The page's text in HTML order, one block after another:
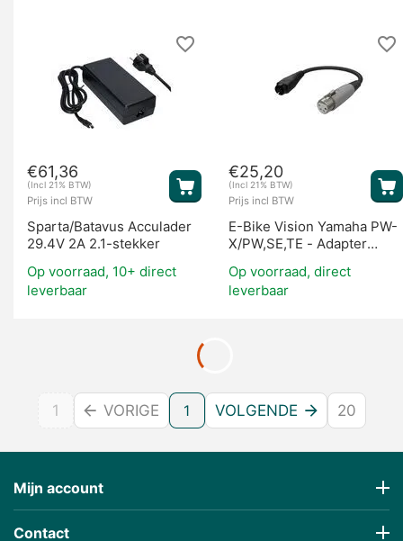
€61,36
(Incl 21% BTW)
Prijs incl BTW
Sparta/Batavus Acculader
29.4V 2A 2.1-stekker
Op voorraad, 10+ direct
leverbaar
€25,20
(Incl 21% BTW)
Prijs incl BTW
E-Bike Vision Yamaha PW-
X/PW,SE,TE - Adapter
Op voorraad, direct
leverbaar
1 VORIGE 1 VOLGENDE 20
Mijn account
Contact